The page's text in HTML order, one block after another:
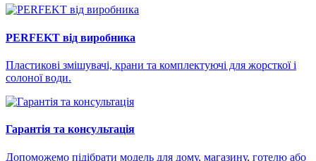
PERFEKT від виробника
Пластикові змішувачі, крани та комплектуючі для жорсткої і
солоної води.
Гарантія та консультація
Допоможемо підібрати модель для дому, магазину, готелю або